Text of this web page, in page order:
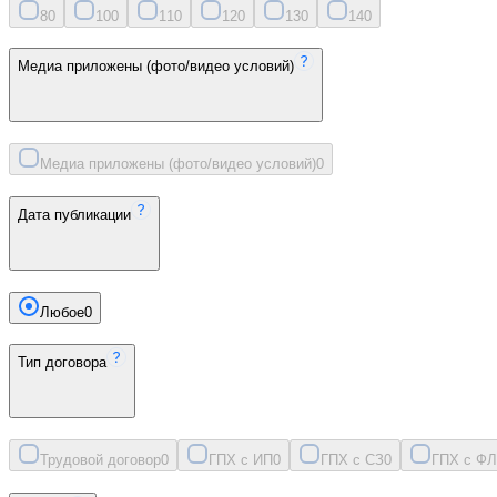
80 100 11 0 120 130 140
Медиа приложены (фото/видео условий)
Медиа приложены (фото/видео условий)0
Дата публикации
Любое0
Тип договора
Трудовой договор0 ГПХ с ИП0 ГПХ с СЗ0 ГПХ с ФЛ